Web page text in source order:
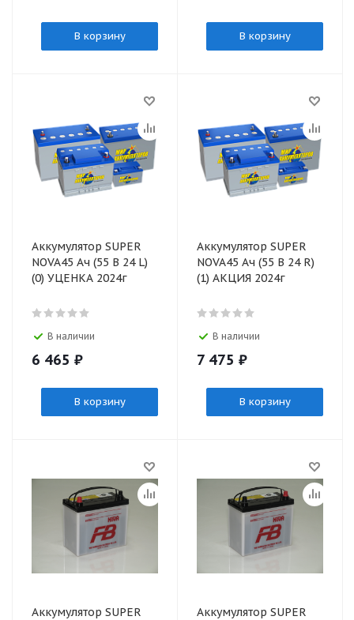
В корзину В корзину
Аккумулятор SUPER
NOVA45 Ач (55 В 24 L)
(0) УЦЕНКА 2024г
В наличии
6 465 ₽
В корзину
Аккумулятор SUPER
NOVA45 Ач (55 В 24 R)
(1) АКЦИЯ 2024г
В наличии
7 475 ₽
В корзину
Аккумулятор SUPER
Аккумулятор SUPER